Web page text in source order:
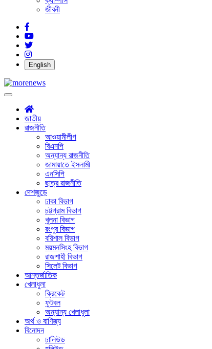
জীবনী
English
জাতীয়
রাজনীতি
আওয়ামীলীগ
বিএনপি
অন্যান্য রাজনীতি
জামায়াতে ইসলামী
এনসিপি
ছাত্র রাজনীতি
দেশজুড়ে
ঢাকা বিভাগ
চট্টগ্রাম বিভাগ
খুলনা বিভাগ
রংপুর বিভাগ
বরিশাল বিভাগ
ময়মনসিংহ বিভাগ
রাজশাহী বিভাগ
সিলেট বিভাগ
আন্তর্জাতিক
খেলাধুলা
ক্রিকেট
ফুটবল
অন্যান্য খেলাধুলা
অর্থ ও বাণিজ্য
বিনোদন
ঢালিউড